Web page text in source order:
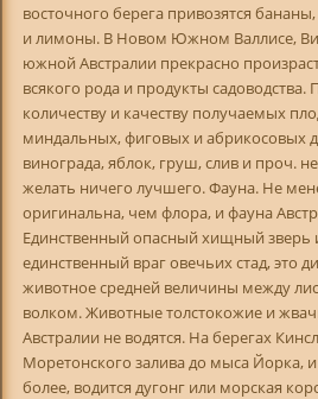
восточного берега привозятся
и лимоны. В Новом Южном Валлисе,
южной Австралии прекрасно
всякого рода и продукты садоводства.
количеству и качеству получаемых
миндальных, фиговых и абрикосовых
винограда, яблок, груш, слив и проч. не
желать ничего лучшего. Фауна. Не
оригинальна, чем флора, и фауна
Единственный опасный хищный зверь
единственный враг овечьих стад, это
животное средней величины между
волком. Животные толстокожие и
Австралии не водятся. На берегах
Моретонского залива до мыса Йорка,
более, водится дугонг или морская